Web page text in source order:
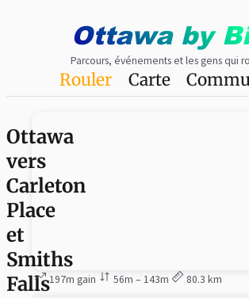
Ottawaby
Parcours, événements et les gens qui
Rouler Carte
Ottawa
vers
Carleton
Place
et
Smiths
Falls197m gain 56m – 143m 80.3 km